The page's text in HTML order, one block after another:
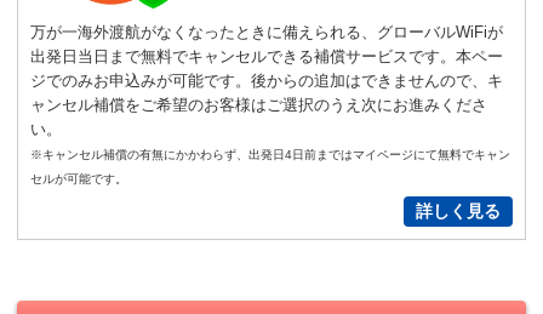
通常
Sサイズ － 0 ＋
New!
万が一海外渡航がなくなったときに備えられる、グローバルWiFiが
出発日当日まで無料でキャンセルできる補償サービスです。本ペー
ジでのみお申込みが可能です。後からの追加はできませんので、キ
ャンセル補償をご希望のお客様はご選択のうえ次にお進みくださ
い。
※キャンセル補償の有無にかかわらず、出発日4日前まではマイページにて無料でキャン
セルが可能です。
詳しく見る